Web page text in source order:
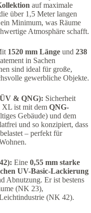
auf maximale
über 1,5 Meter langen
Minimum, was Räume
Atmosphäre schafft.
1520 mm Länge und 238
in Sachen
sind ideal für große,
gewerbliche Objekte.
& QNG): Sicherheit
XL ist mit dem QNG-
Gebäude) und dem
und so konzipiert, dass
– perfekt für
Eine 0,55 mm starke
UV-Basic-Lackierung
Abnutzung. Er ist bestens
(NK 23),
(NK 42).